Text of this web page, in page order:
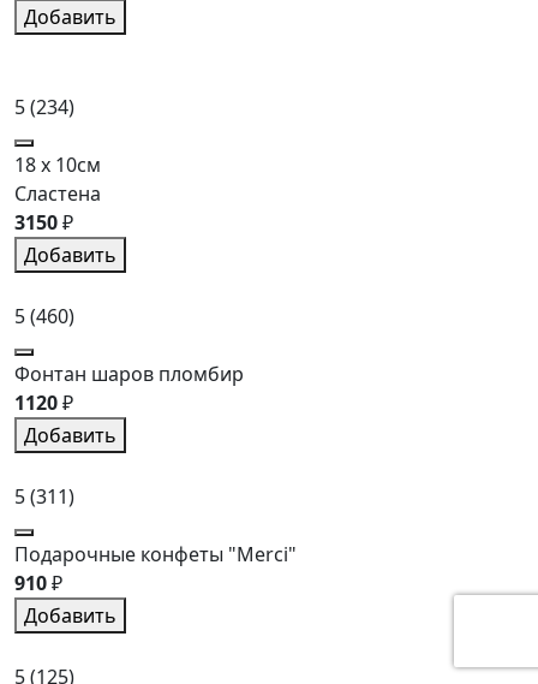
Добавить
5(234)
18 x 10см
Сластена
3150₽
Добавить
5(460)
Фонтан шаров пломбир
1120₽
Добавить
5(311)
Подарочные конфеты "Merci"
910₽
Добавить
5(125)